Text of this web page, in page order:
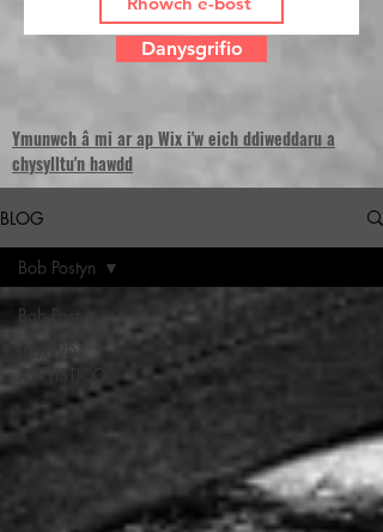
Danysgrifio
Ymunwch â mi ar ap Wix i'w eich ddiweddaru a
chysylltu'n hawdd
BLOG
Bob Postyn
BRAWD
AWTISTICO
Bob Postyn